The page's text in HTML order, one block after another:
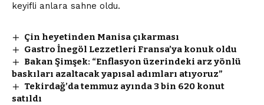
keyifli anlara sahne oldu.
Çin heyetinden Manisa çıkarması
Gastro İnegöl Lezzetleri Fransa’ya konuk oldu
Bakan Şimşek: “Enflasyon üzerindeki arz yönlü
baskıları azaltacak yapısal adımları atıyoruz”
Tekirdağ’da temmuz ayında 3 bin 620 konut
satıldı